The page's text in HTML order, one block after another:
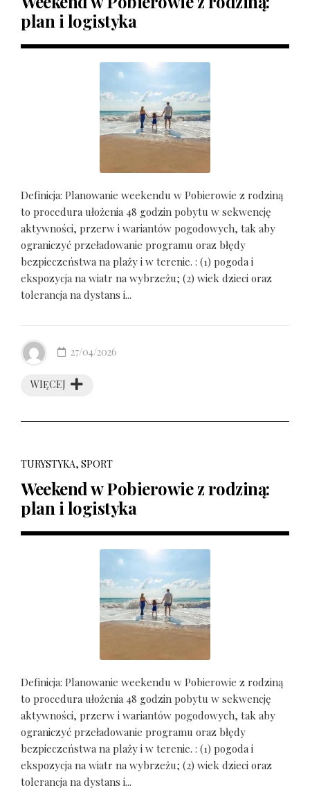
plan i logistyka
Definicja: Planowanie weekendu w Pobierowie z rodziną
to procedura ułożenia 48 godzin pobytu w sekwencję
aktywności, przerw i wariantów pogodowych, tak aby
ograniczyć przeładowanie programu oraz błędy
bezpieczeństwa na plaży i w terenie. : (1) pogoda i
ekspozycja na wiatr na wybrzeżu; (2) wiek dzieci oraz
tolerancja na dystans i...
WIĘCEJ
27/04/2026
TURYSTYKA, SPORT
Weekend w Pobierowie z rodziną:
plan i logistyka
Definicja: Planowanie weekendu w Pobierowie z rodziną
to procedura ułożenia 48 godzin pobytu w sekwencję
aktywności, przerw i wariantów pogodowych, tak aby
ograniczyć przeładowanie programu oraz błędy
bezpieczeństwa na plaży i w terenie. : (1) pogoda i
ekspozycja na wiatr na wybrzeżu; (2) wiek dzieci oraz
tolerancja na dystans i...